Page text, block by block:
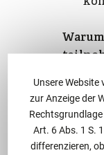
an
Unsere Website
zur Anzeige der
Art. 6 Abs. 1 S.
differenzieren,